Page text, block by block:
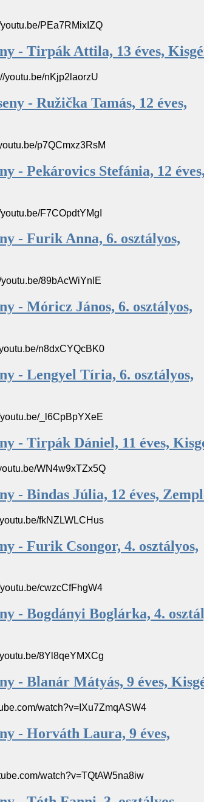
youtu.be/PEa7RMixIZQ
- Tirpák Attila, 13 éves,
youtu.be/nKjp2laorzU
- Ružička Tamás, 12 éves,
p7QCmxz3RsM
- Pekárovics Stefánia, 12
F7COpdtYMgI
- Furik Anna, 6. osztályos,
youtu.be/89bAcWiYnlE
- Móricz János, 6. osztályos,
n8dxCYQcBK0
- Lengyel Tíria, 6. osztályos,
youtu.be/_l6CpBpYXeE
- Tirpák Dániel, 11 éves,
WN4w9xTZx5Q
- Bindas Júlia, 12 éves,
fkNZLWLCHus
- Furik Csongor, 4. osztályos,
cwzcCfFhgW4
- Bogdányi Boglárka, 4.
8Yl8qeYMXCg
- Blanár Mátyás, 9 éves,
watch?v=IXu7ZmqASW4
- Horváth Laura, 9 éves,
watch?v=TQtAW5na8iw